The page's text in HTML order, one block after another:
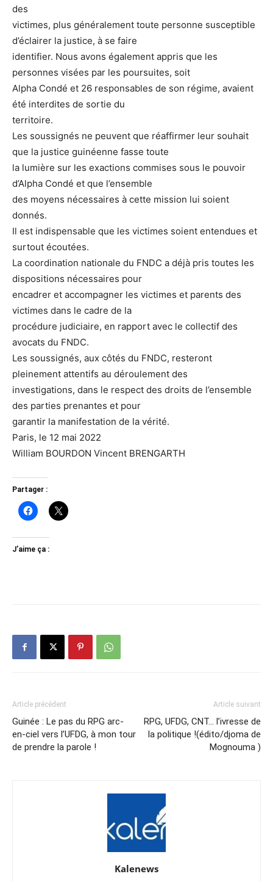
des
victimes, plus généralement toute personne susceptible
d’éclairer la justice, à se faire
identifier. Nous avons également appris que les
personnes visées par les poursuites, soit
Alpha Condé et 26 responsables de son régime, avaient
été interdites de sortie du
territoire.
Les soussignés ne peuvent que réaffirmer leur souhait
que la justice guinéenne fasse toute
la lumière sur les exactions commises sous le pouvoir
d’Alpha Condé et que l’ensemble
des moyens nécessaires à cette mission lui soient
donnés.
Il est indispensable que les victimes soient entendues et
surtout écoutées.
La coordination nationale du FNDC a déjà pris toutes les
dispositions nécessaires pour
encadrer et accompagner les victimes et parents des
victimes dans le cadre de la
procédure judiciaire, en rapport avec le collectif des
avocats du FNDC.
Les soussignés, aux côtés du FNDC, resteront
pleinement attentifs au déroulement des
investigations, dans le respect des droits de l’ensemble
des parties prenantes et pour
garantir la manifestation de la vérité.
Paris, le 12 mai 2022
William BOURDON Vincent BRENGARTH
Partager :
J’aime ça :
Article précédent
Guinée : Le pas du RPG arc-
en-ciel vers l’UFDG, à mon tour
de prendre la parole !
Article suivant
RPG, UFDG, CNT… l’ivresse de
la politique !(édito/djoma de
Mognouma )
Kalenews